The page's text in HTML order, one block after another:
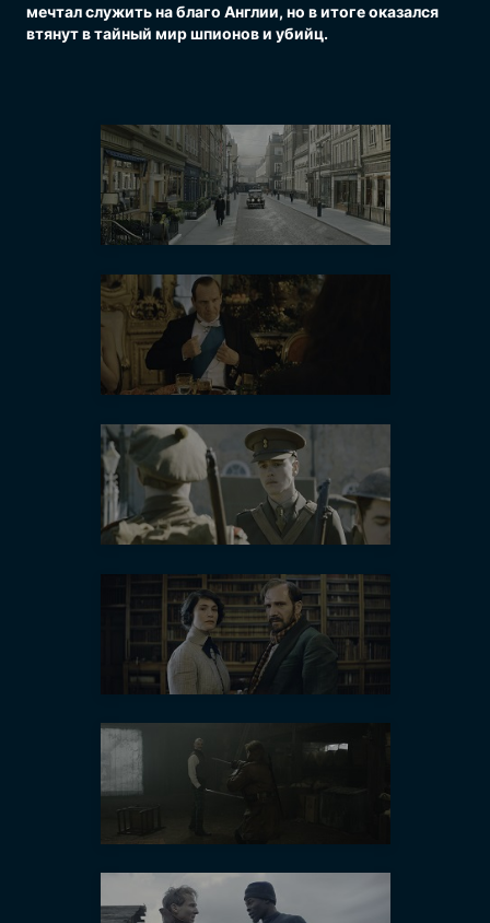
мечтал служить на благо Англии, но в итоге оказался
втянут в тайный мир шпионов и убийц.